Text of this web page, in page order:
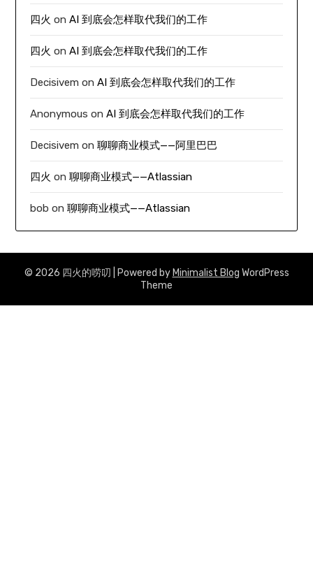
四火 onAI 到底会怎样取代我们的工作
四火 onAI 到底会怎样取代我们的工作
Decisivem onAI 到底会怎样取代我们的工作
Anonymous onAI 到底会怎样取代我们的工作
Decisivem on聊聊商业模式——阿里巴巴
四火 on聊聊商业模式——Atlassian
bob on聊聊商业模式——Atlassian
© 2026 四火的唠叨 | Powered by Minimalist Blog WordPress
Theme